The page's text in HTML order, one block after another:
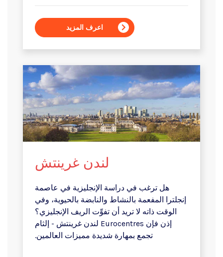
اعرف المزيد
لندن غرينتش
هل ترغب في دراسة الإنجليزية في عاصمة
إنجلترا المفعمة بالنشاط والنابضة بالحيوية، وفي
الوقت ذاته لا تريد أن تفوِّت الريف الإنجليزي؟
إذن فإن Eurocentres لندن غرينتش - إلثام
تجمع بمهارة شديدة مميزات العالمين.